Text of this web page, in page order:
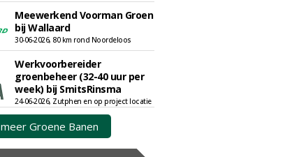
Meewerkend Voorman Groen
bij Wallaard
30-06-2026, 80 km rond Noordeloos
Werkvoorbereider
groenbeheer (32-40 uur per
week) bij SmitsRinsma
24-06-2026, Zutphen en op project locatie
meer Groene Banen